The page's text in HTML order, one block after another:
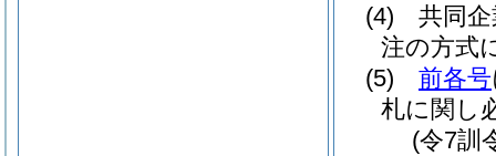
(4)
共同
注の方式
(5)
前各号
札に関し
(令7訓